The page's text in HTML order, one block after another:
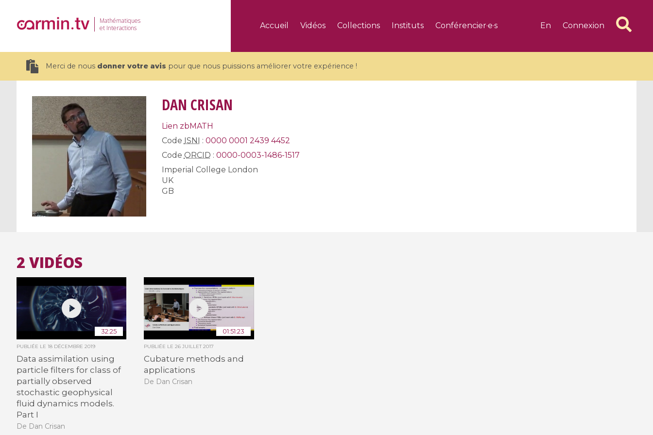
Mathématiques
et Interactions
Accueil Vidéos Collections Instituts Conférencier·e·s En Connexion
Merci de nous donner votre avis pour que nous puissions améliorer votre expérience !
19 videos
CEMRACS 2026 : Modeling and AI
for Environmental Transition /
Centre d'Eté Mathématique de
Recherche Avancée en Calcul
Scientifique
5 videos
Coulomb branches and affine
quantum groups / Branches de
DAN CRISAN
Lien zbMATH
Code ISNI : 0000 0001 2439 4452
Code ORCID : 0000-0003-1486-1517
Imperial College London
UK
GB
2 VIDÉOS
32:25
PUBLIÉE LE 18 DÉCEMBRE 2019
Data assimilation using
particle filters for class of
partially observed
stochastic geophysical
fluid dynamics models.
Part I
De Dan Crisan
01:51:23
PUBLIÉE LE26 JUILLET 2017
Cubature methods and
applications
De Dan Crisan